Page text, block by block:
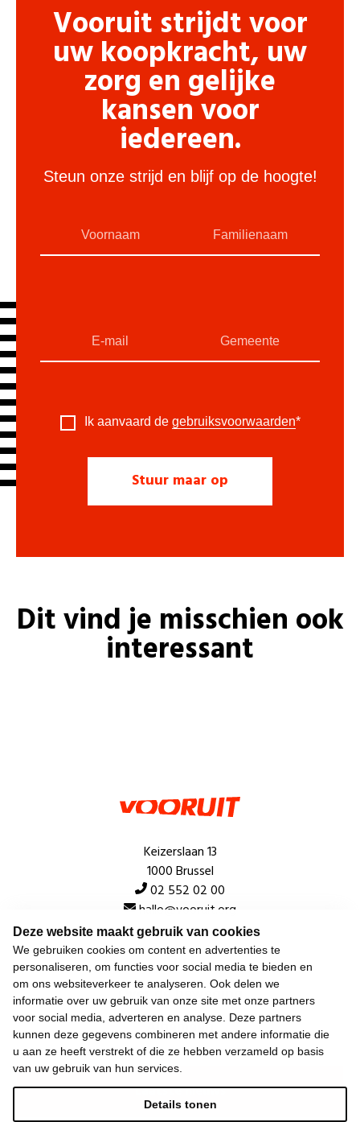
Deze website maakt gebruik van cookies
We gebruiken cookies om content en advertenties te
personaliseren, om functies voor social media te bieden en
om ons websiteverkeer te analyseren. Ook delen we
informatie over uw gebruik van onze site met onze partners
voor social media, adverteren en analyse. Deze partners
kunnen deze gegevens combineren met andere informatie die
u aan ze heeft verstrekt of die ze hebben verzameld op basis
van uw gebruik van hun services.
Details tonen
Vooruit strijdt voor
uw koopkracht, uw
zorg en gelijke
kansen voor
iedereen.
Steun onze strijd en blijf op de hoogte!
Ik aanvaard de gebruiksvoorwaarden*
Dit vind je misschien ook
interessant
Keizerslaan 13
1000 Brussel
02 552 02 00
hallo@vooruit.org
Snel
Over de beweging
Algemeen
Laatste nieuws